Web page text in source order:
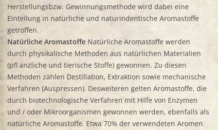
Herstellungsbzw. Gewinnungsmethode wird dabei eine
Einteilung in natürliche und naturindentische Aromastoffe
getroffen.
Natürliche Aromastoffe Natürliche Aromastoffe werden
durch physikalische Methoden aus natürlichen Materialien
(pfl anzliche und tierische Stoffe) gewonnen. Zu diesen
Methoden zählen Destillation, Extraktion sowie mechanische
Verfahren (Auspressen). Desweiteren gelten Aromastoffe, die
durch biotechnologische Verfahren mit Hilfe von Enzymen
und / oder Mikroorganismen gewonnen werden, ebenfalls als
natürliche Aromastoffe. Etwa 70% der verwendeten Aromen